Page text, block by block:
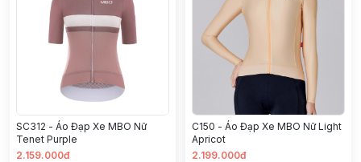
SC312 - Áo Đạp Xe MBO Nữ
Tenet Purple
2.159.000đ
C150 - Áo Đạp Xe MBO Nữ Light
Apricot
2.199.000đ